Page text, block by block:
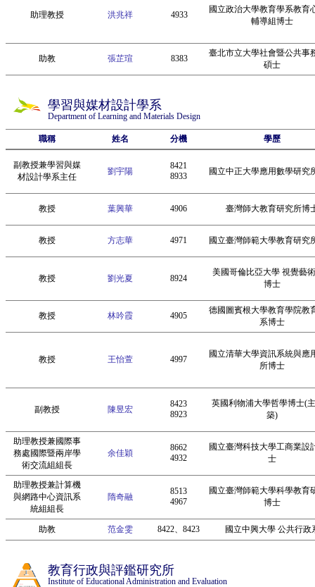
助理教授 洪兆祥 4933
國立政治大學教育學系教育
輔導組博士
助教 張芷瑄 8383
臺北市立大學社會暨公共事
碩士
學習與媒材設計學系
Department of Learning and Materials Design
職稱 姓名 分機 學歷
副教授兼學習與媒
材設計學系主任
劉宇陽
8421
8933
國立中正大學應用數學研究
教授 葉興華 4906 臺灣師大教育研究所博
教授 方志華 4971 國立臺灣師範大學教育研究
教授 劉光夏 8924
美國哥倫比亞大學 視覺藝
博士
教授 林吟霞 4905
德國圖賓根大學教育學院教
系博士
教授 王怡萱 4997
國立清華大學資訊系統與應
所博士
副教授 陳昱宏
8423
8923
英國利物浦大學哲學博士(
築)
助理教授兼國際事
務處國際暨兩岸學
術交流組組長
余佳穎
8662
4932
國立臺灣科技大學工商業設
士
助理教授兼計算機
與網路中心資訊系
統組組長
隋奇融
8513
4967
國立臺灣師範大學科學教育
博士
助教 范金雯 8422、8423 國立中興大學 公共行政
教育行政與評鑑研究所
Institute of Educational Administration and Evaluation